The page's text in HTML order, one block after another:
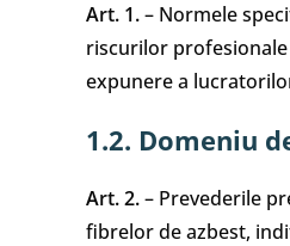
Art. 1.– Normele
riscurilor
expunere a
1.2. Domeniu
Art. 2.– Prevederile
fibrelor de azbest,